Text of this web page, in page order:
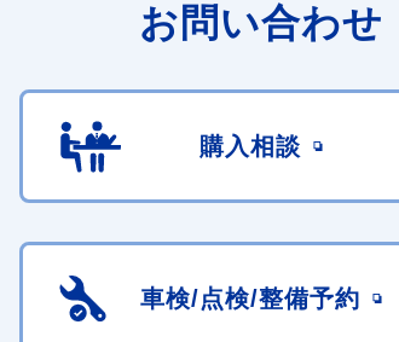
お問い合わせ
購入相談
車検/点検/整備予約